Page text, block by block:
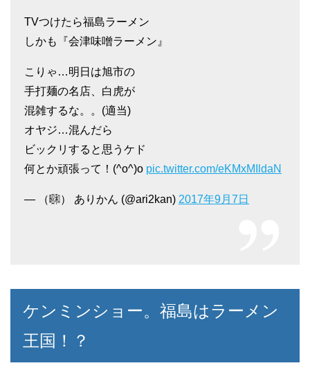
TVつけたら福島ラーメン
しかも『会津味噌ラーメン』
こりゃ…明日は旭市の
手打麺の名店、白虎が
混雑するな。。(適当)
オヤジ…混んだら
ビックリすると思うケド
何とか頑張って！(^o^)o pic.twitter.com/eKMxMIldaN
— （㍼） ありかん (@ari2kan) 2017年9月7日
ケンミンショー。福島はラーメン
王国！？